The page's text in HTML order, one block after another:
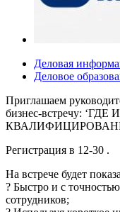
Деловая
Деловое
Приглашаем
бизнес-встречу:
Регистрация в 12-30 .
На встрече будет
? Быстро и с
сотрудников;